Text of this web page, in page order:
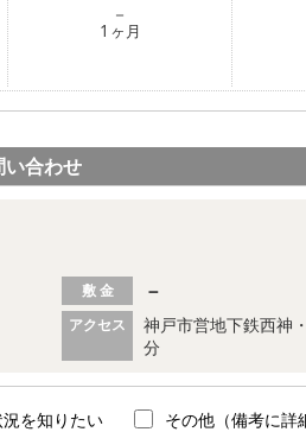
－
1 ヶ月
い合わせ
アクセス
神戸市営地下鉄西神
分
敷 金 －
を知りたい その他（備考に詳